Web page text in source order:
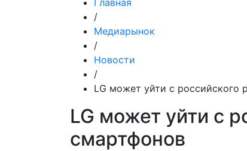
Главная
/
Медиарынок
/
Новости
/
LG может уйти с российского
LG может уйти с
смартфонов